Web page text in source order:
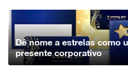
Dê nome a estrelas como
presente corporativo